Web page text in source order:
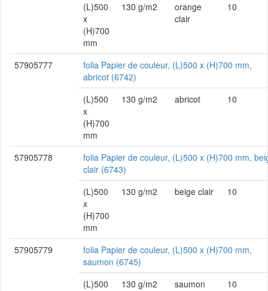
(L)500
x
(H)700
mm
130 g/m2
orange
clair
10
57905777
folia Papier de couleur, (L)500 x (H)700 mm,
abricot (6742)
(L)500
x
(H)700
mm
130 g/m2 abricot 10
57905778
folia Papier de couleur, (L)500 x (H)700 mm,
clair (6743)
(L)500
x
(H)700
mm
130 g/m2 beige clair 10
57905779
folia Papier de couleur, (L)500 x (H)700 mm,
saumon (6745)
(L)500
130 g/m2 saumon 10